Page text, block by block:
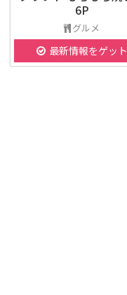
6P
グルメ
最新情報をゲット